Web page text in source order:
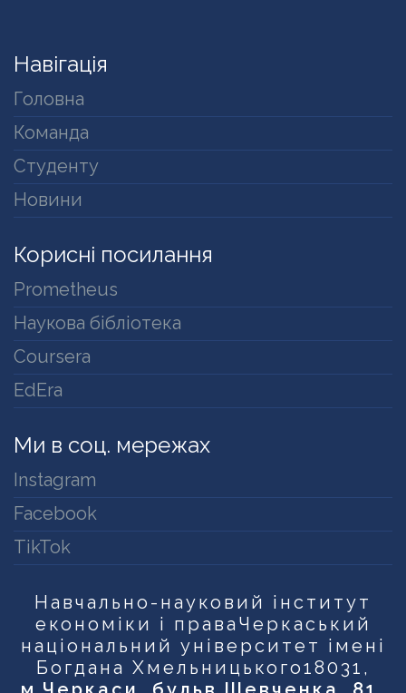
Навігація
Головна
Команда
Студенту
Новини
Корисні посилання
Prometheus
Наукова бібліотека
Coursera
EdEra
Ми в соц. мережах
Instagram
Facebook
TikTok
Навчально-науковий інститут
економіки і права Черкаський
національний університет імені
Богдана Хмельницького18031,